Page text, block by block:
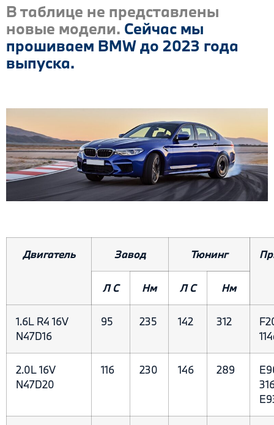
В таблице не представлены
новые модели. Сейчас мы
прошиваем BMW до 2023 года
выпуска.
Двигатель Завод Тюнинг
Л С Нм Л С Нм
1.6L R4 16V
N47D16
95 235 142 312
2.0L 16V
N47D20
116 230 146 289